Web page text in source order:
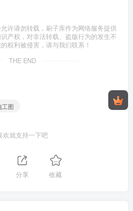
许请勿转载，刷子库作为网络服务提供
产权，对非法转载、盗版行为的发生不
权利被侵害，请与我们联系！
THE END
工图
欢就支持一下吧
分享 收藏